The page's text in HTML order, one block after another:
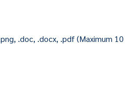
.doc, .docx, .pdf (Maximum 10